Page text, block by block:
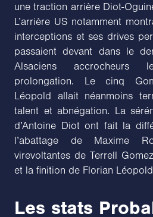
une traction arrière Diot-
L’arrière US notamment
interceptions et ses drives
passaient devant dans le
Alsaciens accrocheurs
prolongation. Le cinq
Léopold allait néanmoins
talent et abnégation. La
d’Antoine Diot ont fait la
l’abattage de Maxime
virevoltantes de Terrell
et la finition de Florian
Les stats